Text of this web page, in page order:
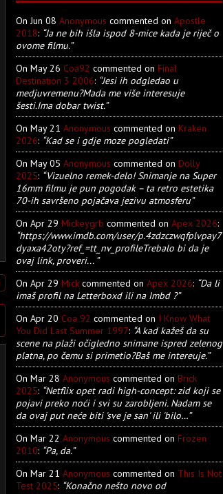
On Jun 08 Anonymous commented on Apostle
2018: “Ja ne bih išla ispod 8-mice kada je riječ o
ovome filmu.”
On May 26 Coa92 commented on Final
Destination 3 2006: “Jesi ih odgledao u
medjuvremenu?Mada me više interesuje
šesti.Ima dobar twist.”
On May 21 Anonymous commented on Kraken
2026: “Kad se i gdje moze pogledati”
On May 05 Anonymous commented on Dolly
2025: “Vizuelno remek-delo! Snimanje na Super
16mm filmu je pun pogodak – ta retro estetika
70-ih savršeno pojačava jezivu atmosferu”
On Apr 29 Mickeygrb commented on Apex 2026:
“https://www.imdb.com/user/p.4zdzczwqfplvpay7
dyaxa42oty?ref_=tt_nv_profileTrebalo bi da je
ovaj link, proveri... ”
On Apr 29 Mick commented on Apex 2026: “Da li
imaš profil na Letterboxd ili na Imbd ?”
On Apr 20 Coa 92 commented on I Know What
You Did Last Summer 1997: “A kad kažeš da su
scene na plaži očigledno snimane ispred zelenog
platna, po čemu si primetio?Baš me intereuje.”
On Mar 28 Anonymous commented on Brick
2025: “Netflix opet radi high-concept: zid koji se
pojavi preko noći i svi su zarobljeni. Nadam se
da ovaj put neće biti 'sve je san' ili 'bilo…”
On Mar 22 Anonymous commented on Frozen
2010: “Pa, da.”
On Mar 21 Anonymous commented on This Is Not
Test 2025: “Konačno nešto novo od